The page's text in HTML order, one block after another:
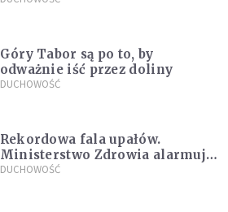
Góry Tabor są po to, by
odważnie iść przez doliny
DUCHOWOŚĆ
Rekordowa fala upałów.
Ministerstwo Zdrowia alarmuje
po doświadczeniach z czerwca
DUCHOWOŚĆ